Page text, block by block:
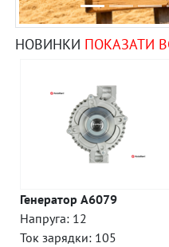
НОВИНКИ ПОКАЗАТИ
Генератор A6079
Напруга: 12
Ток зарядки: 105